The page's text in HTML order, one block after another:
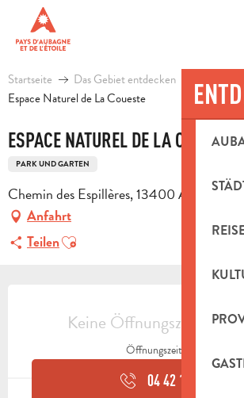
contenu
principal
Startseite Das Gebiet entdecken
Espace Naturel de La Coueste
ESPACE NATUREL DE LA COUESTE
PARK UND GARTEN
Chemin des Espillères, 13400 Aubagne
Anfahrt
TeilenAjouter aux favoris
Keine Öffnungszeiten
Öffnungszeiten ansehen
04 42 18 18